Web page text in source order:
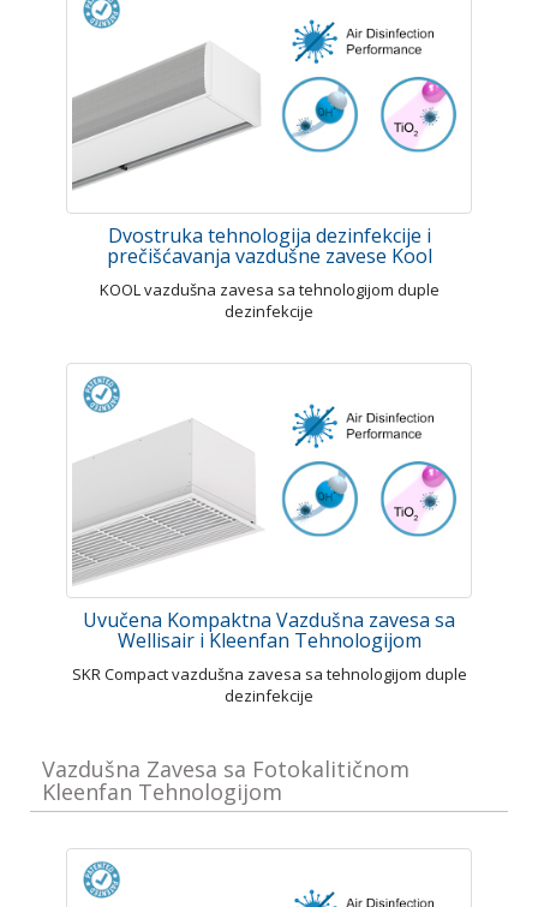
Dvostruka tehnologija dezinfekcije i
prečišćavanja vazdušne zavese Kool
KOOL vazdušna zavesa sa tehnologijom duple
dezinfekcije
Uvučena Kompaktna Vazdušna zavesa sa
Wellisair i Kleenfan Tehnologijom
SKR Compact vazdušna zavesa sa tehnologijom duple
dezinfekcije
Vazdušna Zavesa sa Fotokalitičnom
Kleenfan Tehnologijom